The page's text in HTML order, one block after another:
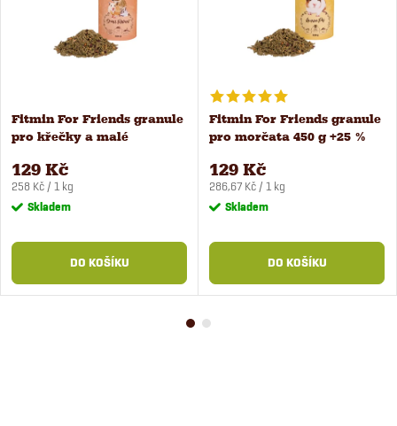
Fitmin For Friends granule
pro křečky a malé
129 Kč
Měrná
cena:
258 Kč / 1 kg
Skladem
DO KOŠÍKU
Fitmin For Friends granule
pro morčata 450 g +25 %
129 Kč
Měrná
cena:
286,67 Kč / 1 kg
Skladem
DO KOŠÍKU